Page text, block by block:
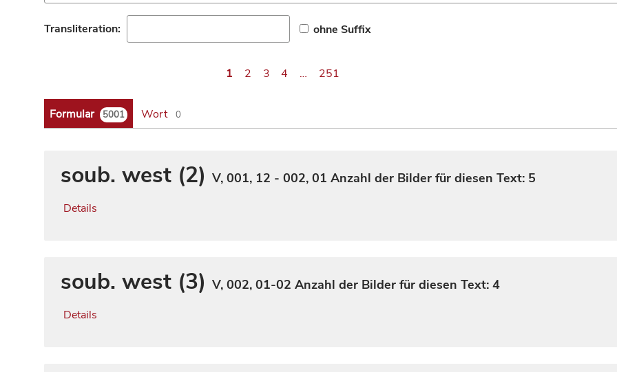
Transliteration: ohne Suffix
1 2 3 4 … 251
Formular 5001 Wort 0
soub. west (2) V, 001, 12 - 002, 01 Anzahl der Bilder für diesen Text: 5
Details
soub. west (3) V, 002, 01-02 Anzahl der Bilder für diesen Text: 4
Details